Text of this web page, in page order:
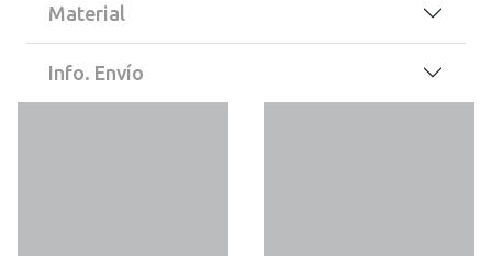
Material
Info. Envío